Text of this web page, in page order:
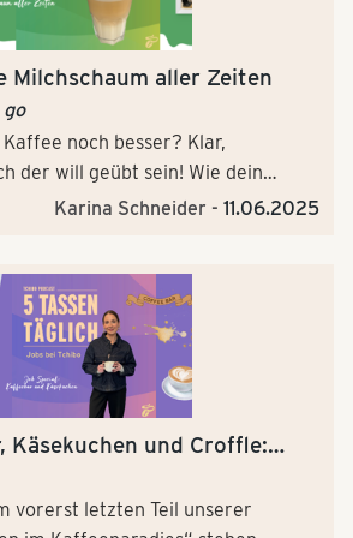
sie in dieser Podcastfolge von „5
Milchschaum aller Zeiten
noch besser? Klar,
der will geübt sein! Wie dein
perfekt gelingt, haben Coffee
die kalte Milch. Lasst
ab und los geht's!
Karina Schneider - 11.06.2025
Käsekuchen und Croffle:
vorerst letzten Teil unserer